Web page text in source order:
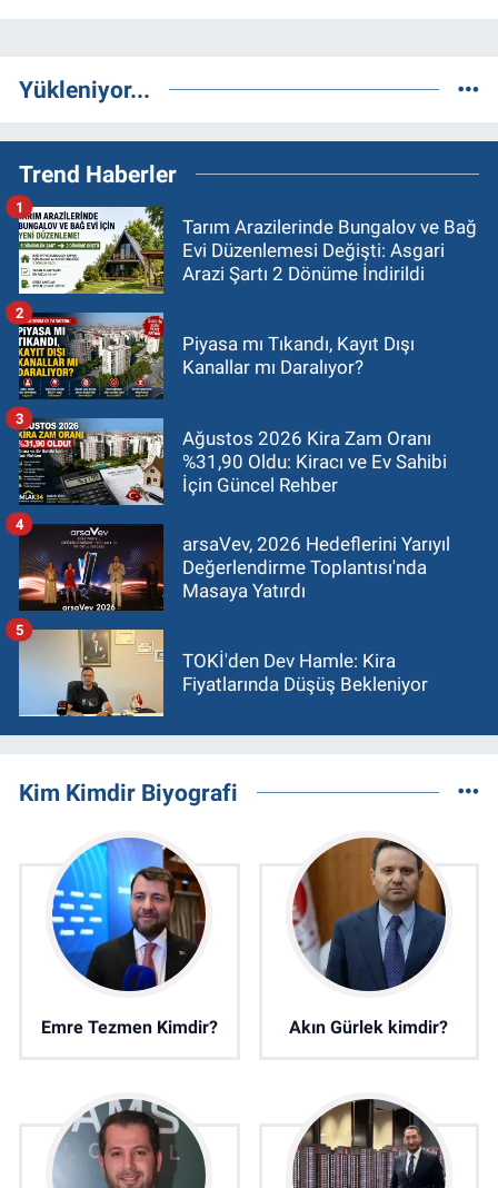
Yükleniyor...
Trend Haberler
Tarım Arazilerinde Bungalov ve Bağ
Evi Düzenlemesi Değişti: Asgari
Arazi Şartı 2 Dönüme İndirildi
1
Piyasa mı Tıkandı, Kayıt Dışı
Kanallar mı Daralıyor?
2
Ağustos 2026 Kira Zam Oranı
%31,90 Oldu: Kiracı ve Ev Sahibi
İçin Güncel Rehber
3
arsaVev, 2026 Hedeflerini Yarıyıl
Değerlendirme Toplantısı'nda
Masaya Yatırdı
4
TOKİ'den Dev Hamle: Kira
Fiyatlarında Düşüş Bekleniyor
5
Kim Kimdir Biyografi
Emre Tezmen Kimdir? Akın Gürlek kimdir?